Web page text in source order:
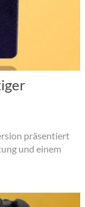
präsentiert
und einem